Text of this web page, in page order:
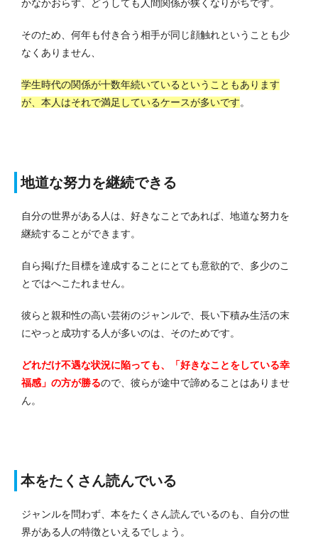
かなかおらず、どうしても人間関係が狭くなりがちです。
そのため、何年も付き合う相手が同じ顔触れということも少
なくありません、
学生時代の関係が十数年続いているということもあります
が、本人はそれで満足しているケースが多いです。
地道な努力を継続できる
自分の世界がある人は、好きなことであれば、地道な努力を
継続することができます。
自ら掲げた目標を達成することにとても意欲的で、多少のこ
とではへこたれません。
彼らと親和性の高い芸術のジャンルで、長い下積み生活の末
にやっと成功する人が多いのは、そのためです。
どれだけ不遇な状況に陥っても、「好きなことをしている幸
福感」の方が勝るので、彼らが途中で諦めることはありませ
ん。
本をたくさん読んでいる
ジャンルを問わず、本をたくさん読んでいるのも、自分の世
界がある人の特徴といえるでしょう。